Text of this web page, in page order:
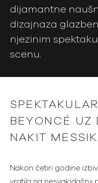
dijamantne
dizajnaza
njezinim
scenu.
BEYONCÉ UZ
NAKIT
Nakon četiri godine